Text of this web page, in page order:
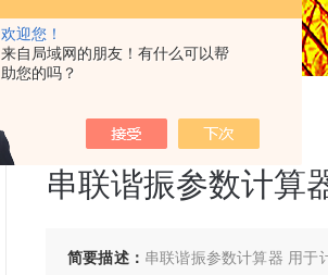
欢迎您！
来自局域网的朋友！有什么可以帮
助您的吗？
串联谐振参数计算
简要描述： 串联谐振参数计算器 用于计算串联谐振的频率、电容、电感、电流应用公式 : F ( 频